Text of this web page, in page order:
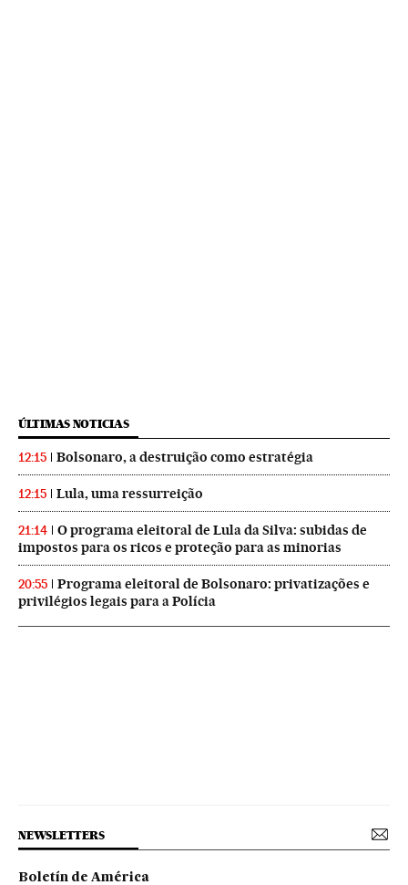
ÚLTIMAS NOTICIAS
12:15 Bolsonaro, a destruição como estratégia
12:15 Lula, uma ressurreição
21:14
O programa eleitoral de Lula da Silva: subidas de
impostos para os ricos e proteção para as minorias
20:55
Programa eleitoral de Bolsonaro: privatizações e
privilégios legais para a Polícia
NEWSLETTERS
Boletín de América